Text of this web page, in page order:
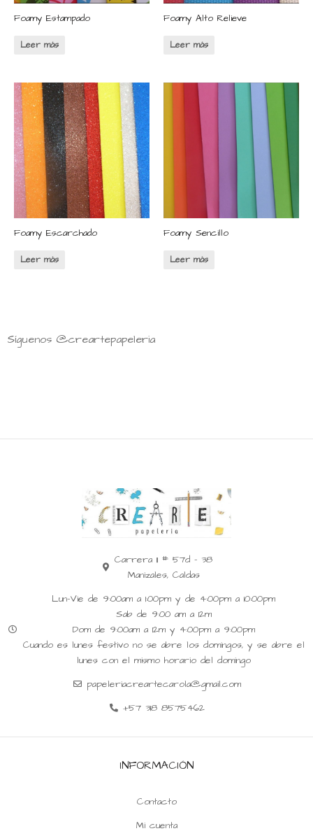
Foamy Estampado
Leer más
Foamy Alto Relieve
Leer más
Foamy Escarchado
Leer más
Foamy Sencillo
Leer más
Síguenos @creartepapeleria
Carrera 11 # 57d - 38
Manizales, Caldas
Lun-Vie de 9:00am a 1:00pm y de 4:00pm a 10:00pm
Sab de 9:00 am a 12m
Dom de 9:00am a 12m y 4:00pm a 9:00pm
Cuando es lunes festivo no se abre los domingos, y se abre el
lunes con el mismo horario del domingo
papeleriacreartecarola@gmail.com
+57 318 8575462
INFORMACIÓN
Contacto
Mi cuenta